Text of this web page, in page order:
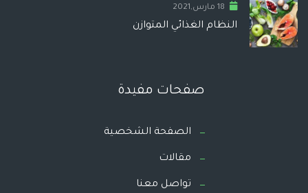
18 مارس,2021
النظام الغذائي المتوازن
صفحات مفيدة
الصفحة الشخصية
مقالات
تواصل معنا